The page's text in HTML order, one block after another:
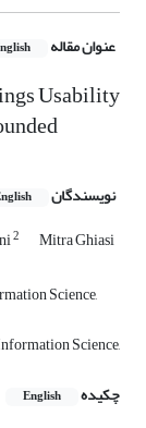
عنوان مقاله
Usability
نویسندگان
2 Mitra Ghiasi
Science,
Science,
چکیده
English